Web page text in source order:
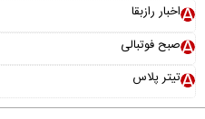
اخبار رازبقا
صبح فوتبالی
تیتر پلاس